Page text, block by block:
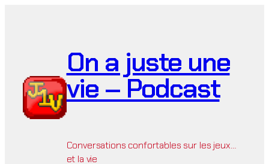
On a juste une
vie – Podcast
Conversations confortables sur les jeux…
et la vie